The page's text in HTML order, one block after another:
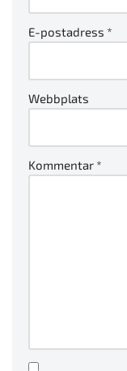
E-postadress *
Webbplats
Kommentar *